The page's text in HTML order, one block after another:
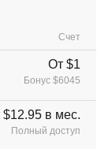
Счет
От $1
Бонус $6045
$12.95 в мес.
Полный доступ